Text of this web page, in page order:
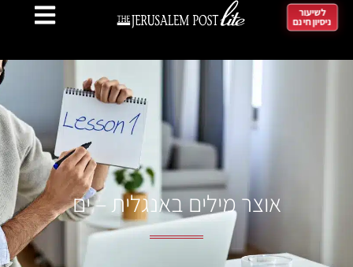
לשיעור
ניסיון חינם
אוצר מילים באנגלית – ים